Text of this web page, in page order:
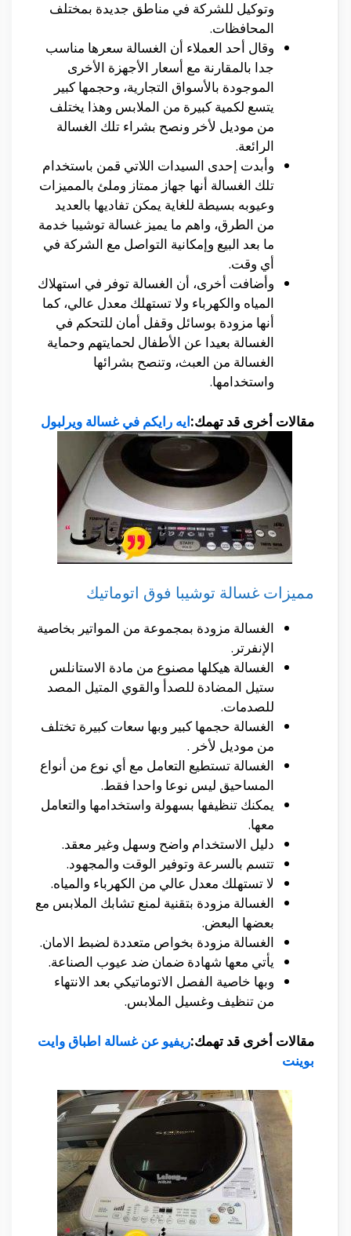
وتوكيل للشركة في مناطق جديدة بمختلف
المحافظات.
وقال أحد العملاء أن الغسالة سعرها مناسب
جدا بالمقارنة مع أسعار الأجهزة الأخرى
الموجودة بالأسواق التجارية، وحجمها كبير
يتسع لكمية كبيرة من الملابس وهذا يختلف
من موديل لأخر ونصح بشراء تلك الغسالة
الرائعة.
وأبدت إحدى السيدات اللاتي قمن باستخدام
تلك الغسالة أنها جهاز ممتاز وملئ بالمميزات
وعيوبه بسيطة للغاية يمكن تفاديها بالعديد
من الطرق، واهم ما يميز غسالة توشيبا خدمة
ما بعد البيع وإمكانية التواصل مع الشركة في
أي وقت.
وأضافت أخرى، أن الغسالة توفر في استهلاك
المياه والكهرباء ولا تستهلك معدل عالي، كما
أنها مزودة بوسائل وقفل أمان للتحكم في
الغسالة بعيدا عن الأطفال لحمايتهم وحماية
الغسالة من العبث، وتنصح بشرائها
واستخدامها.
مقالات أخرى قد تهمك:ايه رايكم في غسالة ويرلبول
مميزات غسالة توشيبا فوق اتوماتيك
الغسالة مزودة بمجموعة من المواتير بخاصية
الإنفرتر.
الغسالة هيكلها مصنوع من مادة الاستانلس
ستيل المضادة للصدأ والقوي المتيل المصد
للصدمات.
الغسالة حجمها كبير وبها سعات كبيرة تختلف
من موديل لأخر .
الغسالة تستطيع التعامل مع أي نوع من أنواع
المساحيق ليس نوعا واحدا فقط.
يمكنك تنظيفها بسهولة واستخدامها والتعامل
معها.
دليل الاستخدام واضح وسهل وغير معقد.
تتسم بالسرعة وتوفير الوقت والمجهود.
لا تستهلك معدل عالي من الكهرباء والمياه.
الغسالة مزودة بتقنية لمنع تشابك الملابس مع
بعضها البعض.
الغسالة مزودة بخواص متعددة لضبط الامان.
يأتي معها شهادة ضمان ضد عيوب الصناعة.
وبها خاصية الفصل الاتوماتيكي بعد الانتهاء
من تنظيف وغسيل الملابس.
مقالات أخرى قد تهمك:ريفيو عن غسالة اطباق وايت
بوينت